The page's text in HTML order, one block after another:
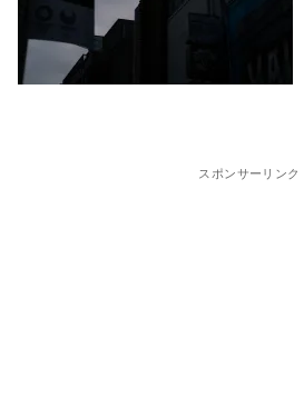
スポンサーリンク